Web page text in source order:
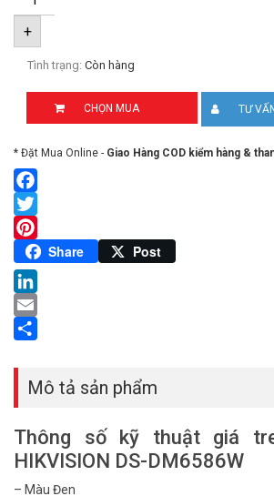
+
Tình trạng: Còn hàng
CHỌN MUA TƯ
* Đặt Mua Online - Giao Hàng COD kiểm hàng &
Facebook
Twitter
Pinterest
Share Post
LinkedIn
Email
Mô tả sản phẩm
Thông số kỹ thuật giá
HIKVISION DS-DM6586W
– Màu Đen